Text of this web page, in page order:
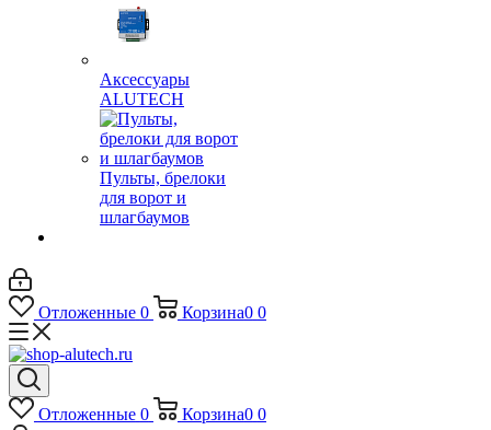
Аксессуары
ALUTECH
Пульты, брелоки
для ворот и
шлагбаумов
Отложенные 0 Корзина0 0
Отложенные 0 Корзина0 0